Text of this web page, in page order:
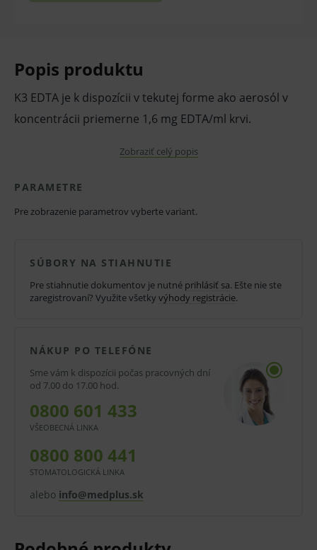
Popis produktu
K3 EDTA je k dispozícii v tekutej forme ako aerosól v
koncentrácii priemerne 1,6 mg EDTA/ml krvi.
Rôzne varianty:
dĺžka skúmavky 65 mm, priemer skúmavky 13
mm
Objem skúmavky 2,7 ml
mm
V prípade porušenia zapečateného obalu tohto
Zobraziť celý popis
PARAMETRE
Pre zobrazenie parametrov vyberte variant.
SÚBORY NA STIAHNUTIE
Pre stiahnutie dokumentov je nutné prihlásiť sa. Ešte nie ste
zaregistrovaní? Využite všetky výhody registrácie.
NÁKUP PO TELEFÓNE
Sme vám k dispozícii počas pracovných dní
od 7.00 do 17.00 hod.
0800 601 433
VŠEOBECNÁ LINKA
0800 800 441
STOMATOLOGICKÁ LINKA
alebo info@medplus.sk